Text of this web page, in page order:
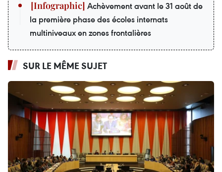
Achèvement avant le 31 août de
la première phase des écoles internats
multiniveaux en zones frontalières
SUR LE MÊME SUJET